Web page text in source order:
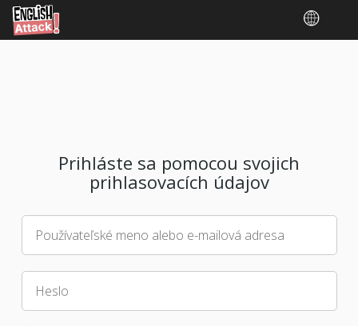
Prihláste sa pomocou svojich
prihlasovacích údajov
Používateľské meno alebo e-mailová adresa
Vyberte
novéHeslo